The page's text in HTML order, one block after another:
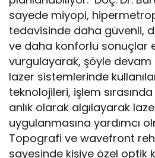
sayede miyopi,
tedavisinde daha güvenli,
ve daha konforlu sonuçlar
vurgulayarak, şöyle devam
lazer sistemlerinde
teknolojileri, işlem
anlık olarak algılayarak
uygulanmasına yardımcı
Topografi ve wavefront
sayesinde kişiye özel optik